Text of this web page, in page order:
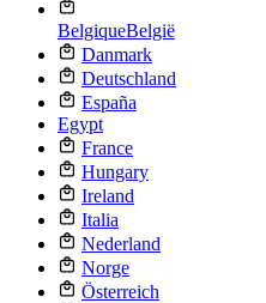
BelgiqueBelgië
Danmark
Deutschland
España
Egypt
France
Hungary
Ireland
Italia
Nederland
Norge
Österreich